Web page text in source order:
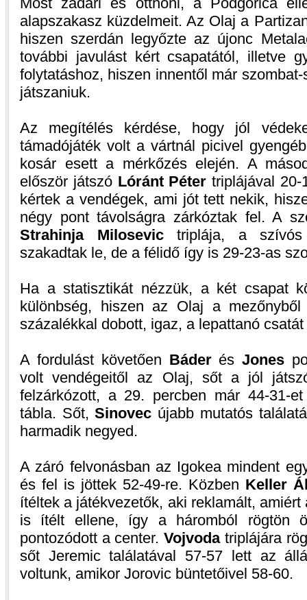
alapszakasz küzdelmeit. Az Olaj a
hiszen szerdán legyőzte az újonc
további javulást kért csapatától, illetve
folytatáshoz, hiszen innentől már
játszaniuk.
Az megítélés kérdése, hogy jól
támadójáték volt a vártnál picivel
kosár esett a mérkőzés elején. A
először játszó Lóránt Péter triplájával
kértek a vendégek, ami jót tett nekik,
négy pont távolságra zárkóztak fel. A
Strahinja Milosevictriplája, a szívós
szakadtak le, de a félidő így is 29-23-as
Ha a statisztikát nézzük, a két csapat
különbség, hiszen az Olaj a
százalékkal dobott, igaz, a lepattanó
A fordulást követően BáderésJones
volt vendégeitől az Olaj, sőt a jól
felzárkózott, a 29. percben már 44-31-
tábla. Sőt,Sinovec újabb mutatós
harmadik negyed.
A záró felvonásban az Igokea mindent
és fel is jöttek 52-49-re. Közben Keller
ítéltek a játékvezetők, aki reklamált,
is ítélt ellene, így a háromból rögtön
pontozódott a center.Vojvodatriplájára
sőt Jeremic találatával 57-57 lett az
voltunk, amikor Jorovic büntetőivel 58-60.